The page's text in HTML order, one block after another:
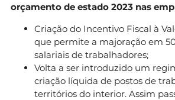
orçamento de estado 2023 nas
Criação do Incentivo Fiscal à
que permite a majoração em
salariais de trabalhadores;
Volta a ser introduzido um
criação líquida de postos de
territórios do interior. Assim